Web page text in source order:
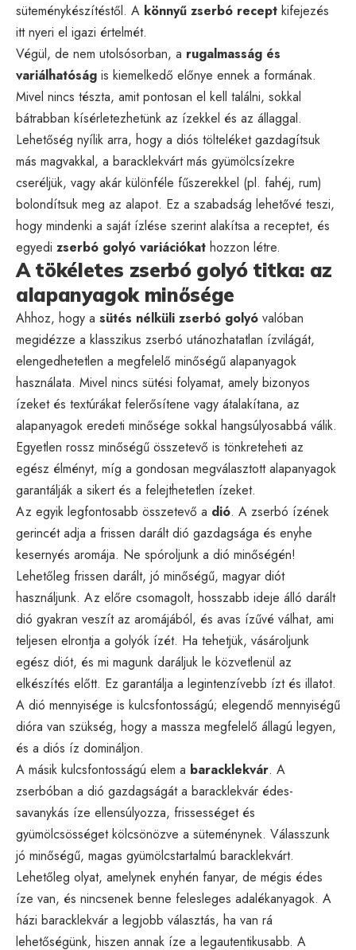
süteménykészítéstől. A könnyű zserbó recept kifejezés
itt nyeri el igazi értelmét.
Végül, de nem utolsósorban, a rugalmasság és
variálhatóság is kiemelkedő előnye ennek a formának.
Mivel nincs tészta, amit pontosan el kell találni, sokkal
bátrabban kísérletezhetünk az ízekkel és az állaggal.
Lehetőség nyílik arra, hogy a diós tölteléket gazdagítsuk
más magvakkal, a baracklekvárt más gyümölcsízekre
cseréljük, vagy akár különféle fűszerekkel (pl. fahéj, rum)
bolondítsuk meg az alapot. Ez a szabadság lehetővé teszi,
hogy mindenki a saját ízlése szerint alakítsa a receptet, és
egyedi zserbó golyó variációkat hozzon létre.
A tökéletes zserbó golyó titka: az
alapanyagok minősége
Ahhoz, hogy a sütés nélküli zserbó golyó valóban
megidézze a klasszikus zserbó utánozhatatlan ízvilágát,
elengedhetetlen a megfelelő minőségű alapanyagok
használata. Mivel nincs sütési folyamat, amely bizonyos
ízeket és textúrákat felerősítene vagy átalakítana, az
alapanyagok eredeti minősége sokkal hangsúlyosabbá válik.
Egyetlen rossz minőségű összetevő is tönkreteheti az
egész élményt, míg a gondosan megválasztott alapanyagok
garantálják a sikert és a felejthetetlen ízeket.
Az egyik legfontosabb összetevő a dió. A zserbó ízének
gerincét adja a frissen darált dió gazdagsága és enyhe
kesernyés aromája. Ne spóroljunk a dió minőségén!
Lehetőleg frissen darált, jó minőségű, magyar diót
használjunk. Az előre csomagolt, hosszabb ideje álló darált
dió gyakran veszít az aromájából, és avas ízűvé válhat, ami
teljesen elrontja a golyók ízét. Ha tehetjük, vásároljunk
egész diót, és mi magunk daráljuk le közvetlenül az
elkészítés előtt. Ez garantálja a legintenzívebb ízt és illatot.
A dió mennyisége is kulcsfontosságú; elegendő mennyiségű
dióra van szükség, hogy a massza megfelelő állagú legyen,
és a diós íz domináljon.
A másik kulcsfontosságú elem a baracklekvár. A
zserbóban a dió gazdagságát a baracklekvár édes-
savanykás íze ellensúlyozza, frissességet és
gyümölcsösséget kölcsönözve a süteménynek. Válasszunk
jó minőségű, magas gyümölcstartalmú baracklekvárt.
Lehetőleg olyat, amelynek enyhén fanyar, de mégis édes
íze van, és nincsenek benne felesleges adalékanyagok. A
házi baracklekvár a legjobb választás, ha van rá
lehetőségünk, hiszen annak íze a legautentikusabb. A